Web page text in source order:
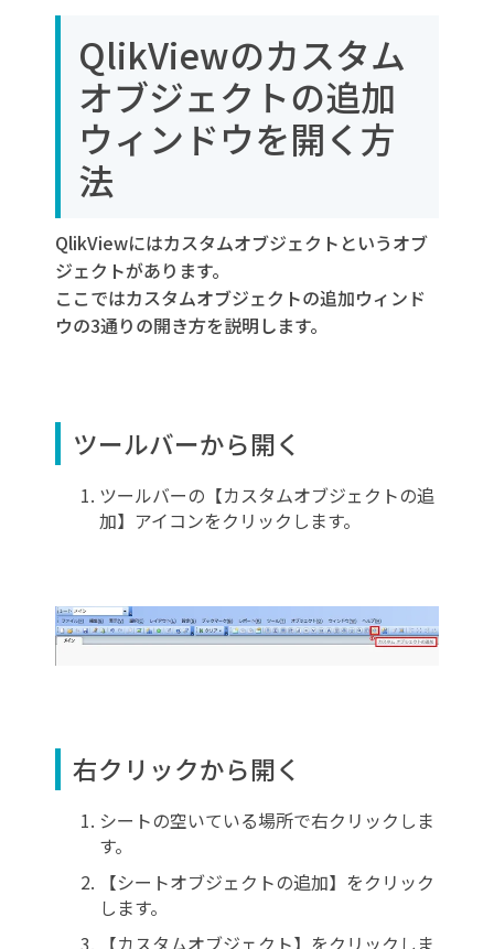
QlikViewのカスタム
オブジェクトの追加
ウィンドウを開く方
法
QlikViewにはカスタムオブジェクトというオブ
ジェクトがあります。
ここではカスタムオブジェクトの追加ウィンド
ウの3通りの開き方を説明します。
ツールバーから開く
ツールバーの【カスタムオブジェクトの追
加】アイコンをクリックします。
右クリックから開く
シートの空いている場所で右クリックしま
す。
【シートオブジェクトの追加】をクリック
します。
【カスタムオブジェクト】をクリックしま